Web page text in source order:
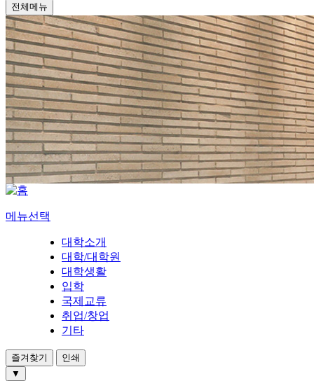
전체메뉴
메뉴선택
대학소개
대학/대학원
대학생활
입학
국제교류
취업/창업
기타
즐겨찾기
인쇄
▼